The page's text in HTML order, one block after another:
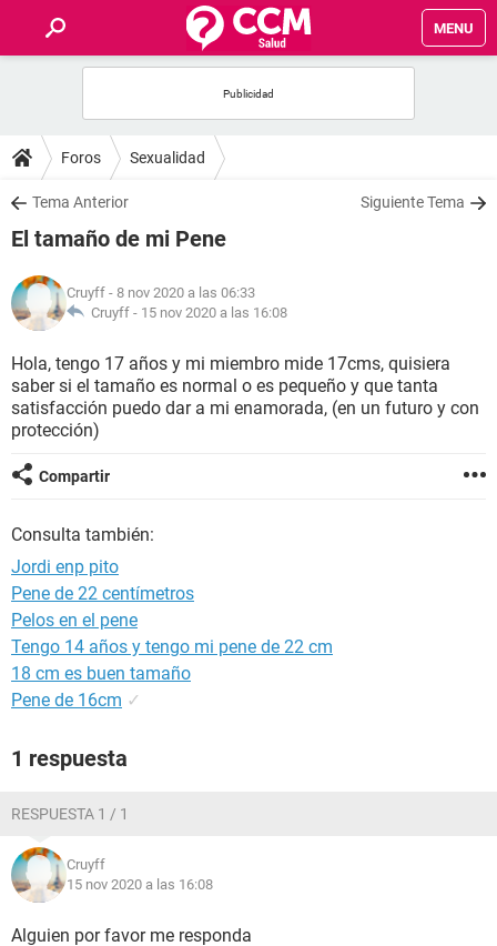
MENU
FOROS
SALUD
NUTRICIÓN
BIENESTAR
SEXUALIDAD
GLOSARIO
Foros Sexualidad
Tema Anterior Siguiente Tema
El tamaño de mi Pene
Cruyff - 8 nov 2020 a las 06:33
Cruyff - 15 nov 2020 a las 16:08
Hola, tengo 17 años y mi miembro mide 17cms, quisiera
saber si el tamaño es normal o es pequeño y que tanta
satisfacción puedo dar a mi enamorada, (en un futuro y con
protección)
Compartir
Consulta también:
Jordi enp pito
Pene de 22 centímetros
Pelos en el pene
Tengo 14 años y tengo mi pene de 22 cm
18 cm es buen tamaño
Pene de 16cm ✓
1 respuesta
RESPUESTA 1 / 1
Cruyff
15 nov 2020 a las 16:08
Alguien por favor me responda